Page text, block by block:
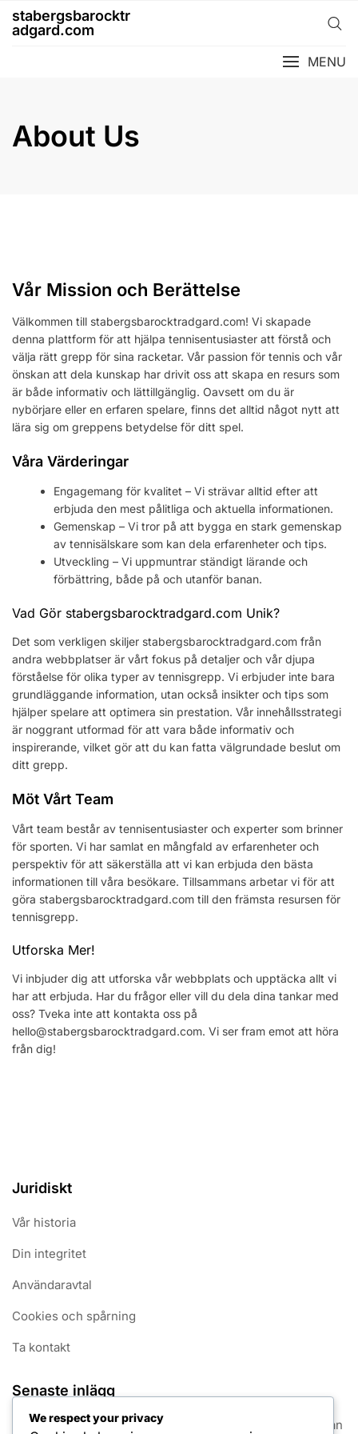
Skip
content
stabergsbarocktr
adgard.com
MENU
About Us
Vår Mission och Berättelse
Välkommen till stabergsbarocktradgard.com! Vi skapade
denna plattform för att hjälpa tennisentusiaster att förstå och
välja rätt grepp för sina racketar. Vår passion för tennis och vår
önskan att dela kunskap har drivit oss att skapa en resurs som
är både informativ och lättillgänglig. Oavsett om du är
nybörjare eller en erfaren spelare, finns det alltid något nytt att
lära sig om greppens betydelse för ditt spel.
Våra Värderingar
Engagemang för kvalitet – Vi strävar alltid efter att
erbjuda den mest pålitliga och aktuella informationen.
Gemenskap – Vi tror på att bygga en stark gemenskap
av tennisälskare som kan dela erfarenheter och tips.
Utveckling – Vi uppmuntrar ständigt lärande och
förbättring, både på och utanför banan.
Vad Gör stabergsbarocktradgard.com Unik?
Det som verkligen skiljer stabergsbarocktradgard.com från
andra webbplatser är vårt fokus på detaljer och vår djupa
förståelse för olika typer av tennisgrepp. Vi erbjuder inte bara
grundläggande information, utan också insikter och tips som
hjälper spelare att optimera sin prestation. Vår innehållsstrategi
är noggrant utformad för att vara både informativ och
inspirerande, vilket gör att du kan fatta välgrundade beslut om
ditt grepp.
Möt Vårt Team
Vårt team består av tennisentusiaster och experter som brinner
för sporten. Vi har samlat en mångfald av erfarenheter och
perspektiv för att säkerställa att vi kan erbjuda den bästa
informationen till våra besökare. Tillsammans arbetar vi för att
göra stabergsbarocktradgard.com till den främsta resursen för
tennisgrepp.
Utforska Mer!
Vi inbjuder dig att utforska vår webbplats och upptäcka allt vi
har att erbjuda. Har du frågor eller vill du dela dina tankar med
oss? Tveka inte att kontakta oss på
hello@stabergsbarocktradgard.com. Vi ser fram emot att höra
från dig!
Juridiskt
Vår historia
Din integritet
Användaravtal
Cookies och spårning
Ta kontakt
Senaste inlägg
Greppkonsekvens: Fördelar, Tekniker, Spelarens Påverkan
We respect your privacy